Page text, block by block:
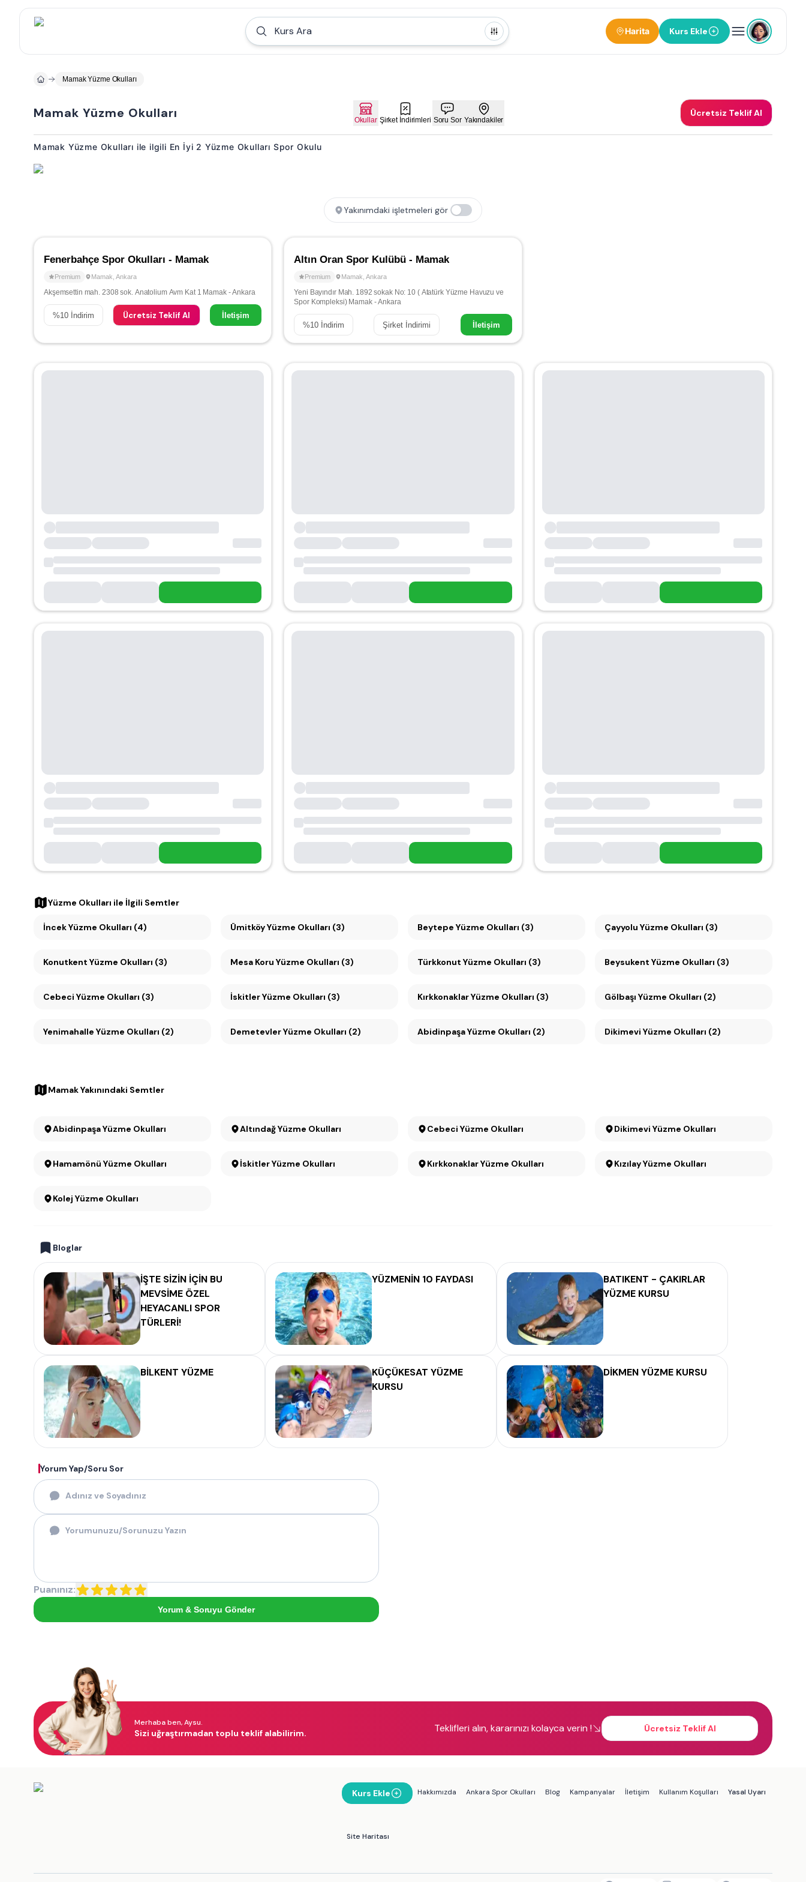
Kurs Ara Harita Kurs Ekle
Mamak Yüzme Okulları
Mamak Yüzme Okulları Okullar Şirket İndirimleri Soru Sor Yakındakiler
Ücretsiz Teklif Al
Mamak Yüzme Okulları ile ilgili En İyi 2 Yüzme Okulları Spor Okulu
Yakınımdaki işletmeleri gör
Fenerbahçe Spor Okulları - Mamak
Premium Mamak Ankara
Akşemsettin mah. 2308 sok. Anatolium Avm Kat 1 Mamak - Ankara
%10 İndirim Ücretsiz Teklif Al İletişim
Altın Oran Spor Kulübü - Mamak
Premium Mamak ,Ankara
Yeni Bayındır Mah. 1892 sokak No: 10 ( Atatürk Yüzme Havuzu ve
Spor Kompleksi) Mamak - Ankara
%10 İndirim Şirket İndirimi İletişim
Yüzme Okulları ile İlgili Semtler
İncek Yüzme Okulları (4) Ümitköy Yüzme Okulları (3) Beytepe Yüzme Okulları (3) Çayyolu Yüzme Okulları (3)
Konutkent Yüzme Okulları (3) Mesa Koru Yüzme Okulları (3) Türkkonut Yüzme Okulları (3) Beysukent Yüzme Okulları (3)
Cebeci Yüzme Okulları (3) İskitler Yüzme Okulları (3) Kırkkonaklar Yüzme Okulları (3) Gölbaşı Yüzme Okulları (2)
Yenimahalle Yüzme Okulları (2) Demetevler Yüzme Okulları (2) Abidinpaşa Yüzme Okulları (2) Dikimevi Yüzme Okulları (2)
Mamak Yakınındaki Semtler
Abidinpaşa Yüzme Okulları Altındağ Yüzme Okulları Cebeci Yüzme Okulları Dikimevi Yüzme Okulları
Hamamönü Yüzme Okulları İskitler Yüzme Okulları Kırkkonaklar Yüzme Okulları Kızılay Yüzme Okulları
Kolej Yüzme Okulları
Bloglar
İŞTE SİZİN İÇİN BU
MEVSİME ÖZEL
HEYACANLI SPOR
TÜRLERİ!
YÜZMENİN 10 FAYDASI
BATIKENT - ÇAKIRLAR
YÜZME KURSU
BİLKENT YÜZME
KÜÇÜKESAT YÜZME
KURSU
DİKMEN YÜZME KURSU
Yorum Yap/Soru Sor
Puanınız:
Yorum & Soruyu Gönder
Merhaba ben, Aysu.
Sizi uğraştırmadan toplu teklif alabilirim. Teklifleri alın, kararınızı kolayca verin ! Ücretsiz Teklif Al
Kurs Ekle Hakkımızda Ankara Spor Okulları Blog Kampanyalar İletişim Kullanım Koşulları Yasal Uyarı
Site Haritası